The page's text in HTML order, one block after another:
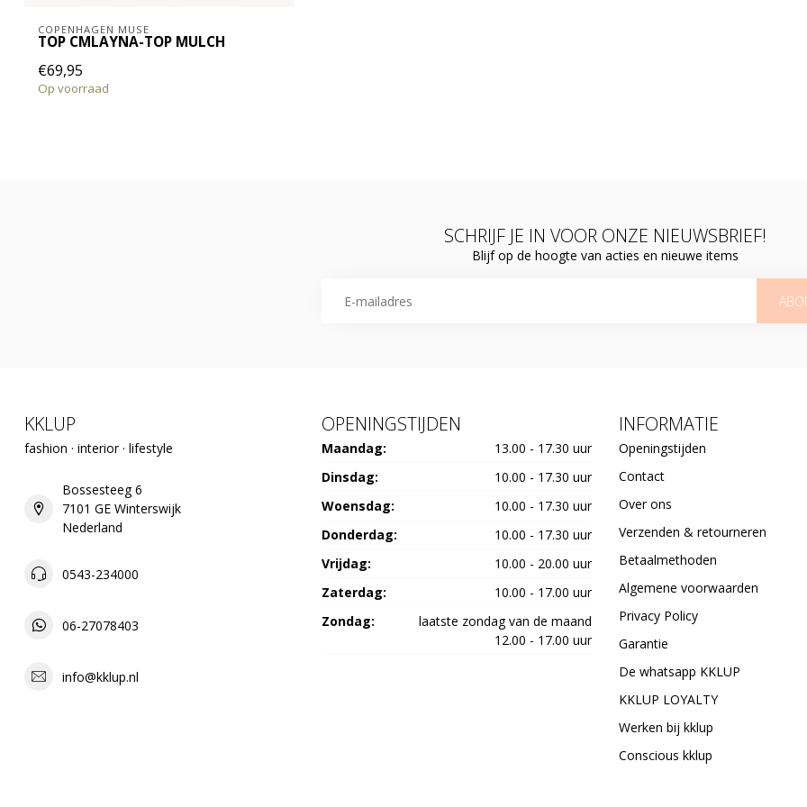
COPENHAGEN MUSE
TOP CMLAYNA-TOP MULCH
€69,95
Op voorraad
SCHRIJF JE IN VOOR ONZE NIEUWSBRIEF!
Blijf op de hoogte van acties en nieuwe items
KKLUP
fashion · interior · lifestyle
Bossesteeg 6
7101 GE Winterswijk
Nederland
0543-234000
06-27078403
info@kklup.nl
OPENINGSTIJDEN
Maandag:
13.00 - 17.30 uur
Dinsdag:
10.00 - 17.30 uur
Woensdag:
10.00 - 17.30 uur
Donderdag:
10.00 - 17.30 uur
Vrijdag:
10.00 - 20.00 uur
Zaterdag:
10.00 - 17.00 uur
Zondag:
laatste zondag van de maand
12.00 - 17.00 uur
INFORMATIE
Openingstijden
Contact
Over ons
Verzenden & retourneren
Betaalmethoden
Algemene voorwaarden
Privacy Policy
Garantie
De whatsapp KKLUP
KKLUP LOYALTY
Werken bij kklup
Conscious kklup